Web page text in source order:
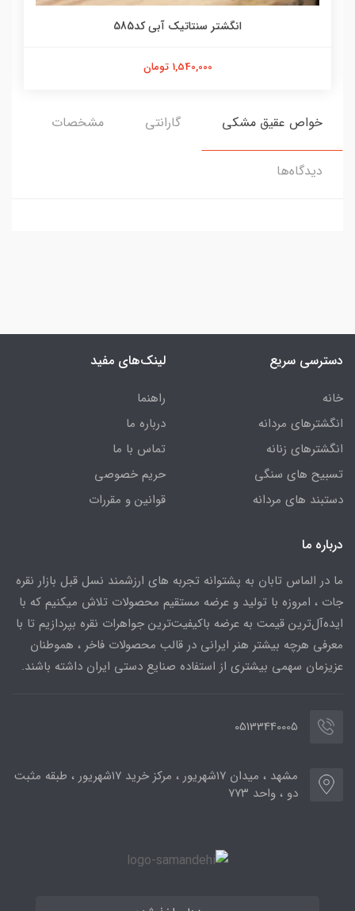
انگشتر سنتاتیک آبی کد585
1,540,000 تومان
خواص عقیق مشکی گارانتی مشخصات
دیدگاه‌ها
دسترسی سریع
خانه
انگشترهای مردانه
انگشترهای زنانه
تسبیح های سنگی
دستبند های مردانه
لینک‌های مفید
راهنما
درباره ما
تماس با ما
حریم خصوصی
قوانین و مقررات
درباره ما
ما در الماس تابان به پشتوانه تجربه های ارزشمند نسل قبل بازار نقره
جات ، امروزه با تولید و عرضه مستقیم محصولات تلاش میکنیم که با
ایده‌آل‌ترین قیمت به عرضه باکیفیت‌ترین جواهرات نقره بپردازیم تا با
معرفی هرچه بیشتر هنر ایرانی در قالب محصولات فاخر ، هموطنان
عزیزمان سهمی بیشتری از استفاده صنایع دستی ایران داشته باشند.
05133440005
مشهد ، میدان ۱۷شهریور ، مرکز خرید ۱۷شهریور ، طبقه مثبت
دو ، واحد ۷۷۳